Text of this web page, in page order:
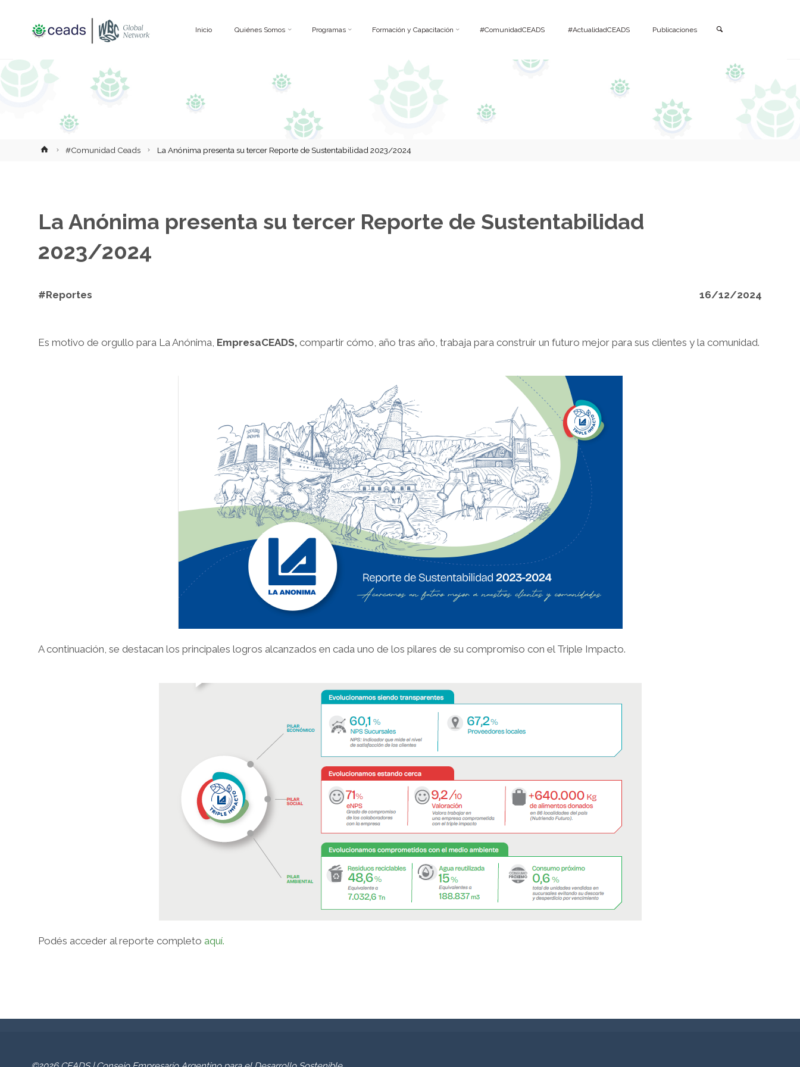
Inicio Quiénes Somos Programas Formación y Capacitación #ComunidadCEADS #ActualidadCEADS Publicaciones
Inicio#Comunidad Ceads La Anónima presenta su tercer Reporte de Sustentabilidad 2023/2024
La Anónima presenta su tercer Reporte de Sustentabilidad
2023/2024
#Reportes 16/12/2024
Es motivo de orgullo para La Anónima, EmpresaCEADS, compartir cómo, año tras año, trabaja para construir un futuro mejor para sus clientes y la comunidad.
A continuación, se destacan los principales logros alcanzados en cada uno de los pilares de su compromiso con el Triple Impacto.
Podés acceder al reporte completoaquí.